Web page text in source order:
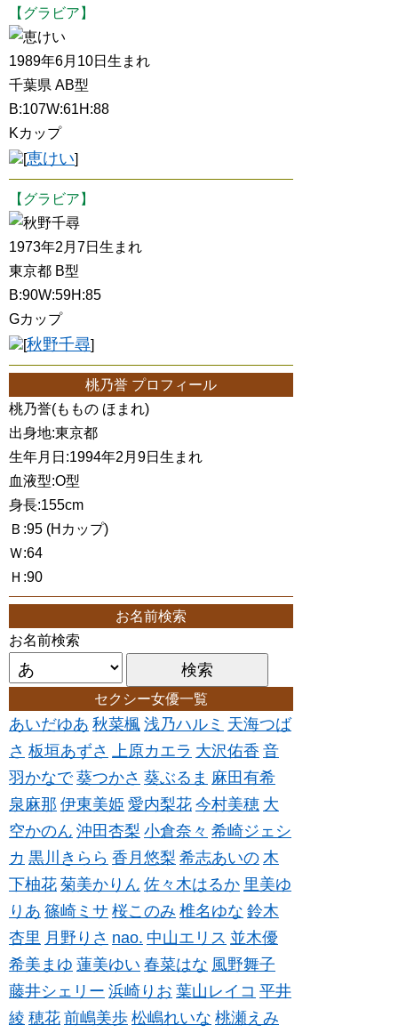
【グラビア】
恵けい
1989年6月10日生まれ
千葉県 AB型
B:107W:61H:88
Kカップ
[恵けい]
【グラビア】
秋野千尋
1973年2月7日生まれ
東京都 B型
B:90W:59H:85
Gカップ
[秋野千尋]
桃乃誉 プロフィール
桃乃誉(ももの ほまれ)
出身地:東京都
生年月日:1994年2月9日生まれ
血液型:O型
身長:155cm
Ｂ:95 (Hカップ)
Ｗ:64
Ｈ:90
お名前検索
お名前検索
セクシー女優一覧
あいだゆあ 秋菜楓 浅乃ハルミ 天海つば
さ 板垣あずさ 上原カエラ 大沢佑香 音
羽かなで 葵つかさ 葵ぶるま 麻田有希
泉麻那 伊東美姫 愛内梨花 今村美穂 大
空かのん 沖田杏梨 小倉奈々 希崎ジェシ
カ 黒川きらら 香月悠梨 希志あいの 木
下柚花 菊美かりん 佐々木はるか 里美ゆ
りあ 篠崎ミサ 桜このみ 椎名ゆな 鈴木
杏里 月野りさ nao. 中山エリス 並木優
希美まゆ 蓮美ゆい 春菜はな 風野舞子
藤井シェリー 浜崎りお 葉山レイコ 平井
綾 穂花 前嶋美歩 松嶋れいな 桃瀬えみ